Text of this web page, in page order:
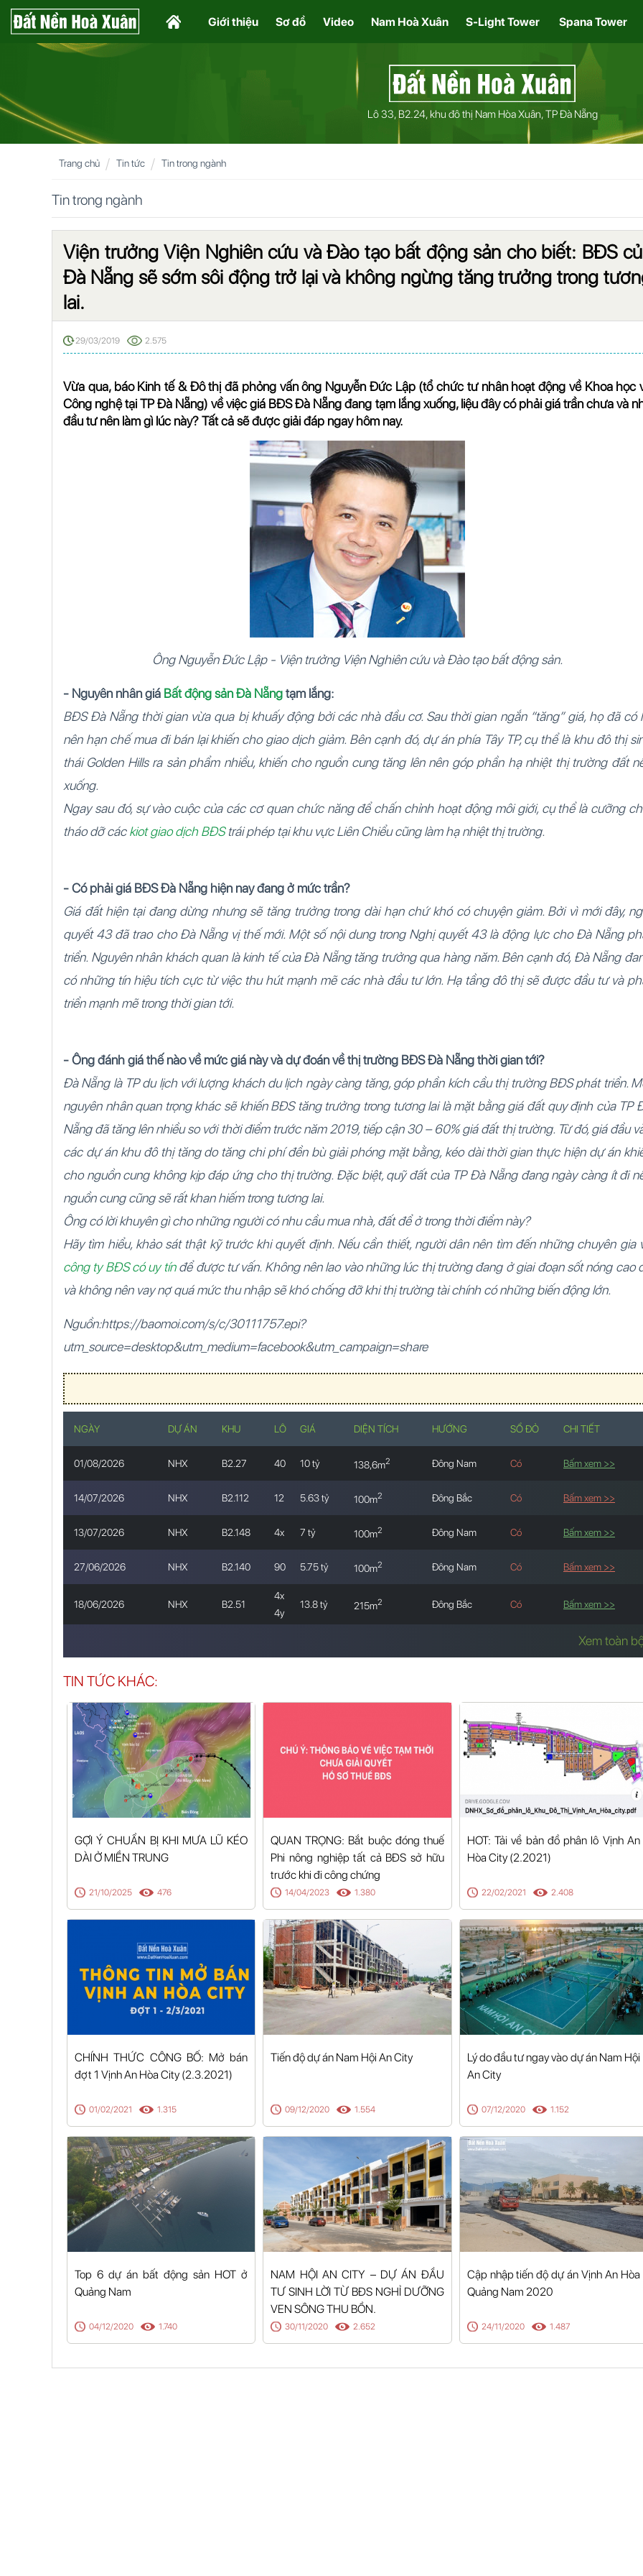
Lô 33, B2.24, khu đô thị Nam Hòa Xuân, TP Đà Nẵng
Giới thiệu Sơ đồ Video Nam Hoà Xuân S-Light Tower Spana Tower
Trang chủ Tin tức Tin trong ngành
Tin trong ngành
Viện trưởng Viện Nghiên cứu và Đào tạo bất động sản cho biết: BĐS
Đà Nẵng sẽ sớm sôi động trở lại và không ngừng tăng trưởng trong
lai.
29/03/2019 2.575
Vừa qua, báo Kinh tế & Đô thị đã phỏng vấn ông Nguyễn Đức Lập (tổ chức tư nhân hoạt động về Khoa học
Công nghệ tại TP Đà Nẵng) về việc giá BĐS Đà Nẵng đang tạm lắng xuống, liệu đây có phải giá trần chưa và
đầu tư nên làm gì lúc này? Tất cả sẽ được giải đáp ngay hôm nay.
Ông Nguyễn Đức Lập - Viện trưởng Viện Nghiên cứu và Đào tạo bất động sản.
- Nguyên nhân giá Bất động sản Đà Nẵngtạm lắng:
BĐS Đà Nẵng thời gian vừa qua bị khuấy động bởi các nhà đầu cơ. Sau thời gian ngắn “tăng” giá, họ đã có
nên hạn chế mua đi bán lại khiến cho giao dịch giảm. Bên cạnh đó, dự án phía Tây TP, cụ thể là khu đô thị
thái Golden Hills ra sản phẩm nhiều, khiến cho nguồn cung tăng lên nên góp phần hạ nhiệt thị trường đất
xuống.
Ngay sau đó, sự vào cuộc của các cơ quan chức năng để chấn chỉnh hoạt động môi giới, cụ thể là cưỡng
tháo dỡ cáckiot giao dịch BĐStrái phép tại khu vực Liên Chiểu cũng làm hạ nhiệt thị trường.
- Có phải giá BĐS Đà Nẵng hiện nay đang ở mức trần?
Giá đất hiện tại đang dừng nhưng sẽ tăng trưởng trong dài hạn chứ khó có chuyện giảm. Bởi vì mới đây,
quyết 43 đã trao cho Đà Nẵng vị thế mới. Một số nội dung trong Nghị quyết 43 là động lực cho Đà Nẵng
triển. Nguyên nhân khách quan là kinh tế của Đà Nẵng tăng trưởng qua hàng năm. Bên cạnh đó, Đà Nẵng
có những tín hiệu tích cực từ việc thu hút mạnh mẽ các nhà đầu tư lớn. Hạ tầng đô thị sẽ được đầu tư và
triển mạnh mẽ trong thời gian tới.
- Ông đánh giá thế nào về mức giá này và dự đoán về thị trường BĐS Đà Nẵng thời gian tới?
Đà Nẵng là TP du lịch với lượng khách du lịch ngày càng tăng, góp phần kích cầu thị trường BĐS phát triển.
nguyên nhân quan trọng khác sẽ khiến BĐS tăng trưởng trong tương lai là mặt bằng giá đất quy định của TP
Nẵng đã tăng lên nhiều so với thời điểm trước năm 2019, tiếp cận 30 – 60% giá đất thị trường. Từ đó, giá đầu
các dự án khu đô thị tăng do tăng chi phí đền bù giải phóng mặt bằng, kéo dài thời gian thực hiện dự án
cho nguồn cung không kịp đáp ứng cho thị trường. Đặc biệt, quỹ đất của TP Đà Nẵng đang ngày càng ít đi
nguồn cung cũng sẽ rất khan hiếm trong tương lai.
Ông có lời khuyên gì cho những người có nhu cầu mua nhà, đất để ở trong thời điểm này?
Hãy tìm hiểu, khảo sát thật kỹ trước khi quyết định. Nếu cần thiết, người dân nên tìm đến những chuyên gia
công ty BĐS có uy tínđể được tư vấn. Không nên lao vào những lúc thị trường đang ở giai đoạn sốt nóng cao
và không nên vay nợ quá mức thu nhập sẽ khó chống đỡ khi thị trường tài chính có những biến động lớn.
Nguồn:https://baomoi.com/s/c/30111757.epi?
utm_source=desktop&utm_medium=facebook&utm_campaign=share
NGÀY DỰ ÁN KHU LÔ GIÁ DIỆN TÍCH HƯỚNG SỔ ĐỎ CHI TIẾT
01/08/2026 NHX B2.27 40 10 tỷ 138,6m2 Đông Nam Có Bấm xem >>
14/07/2026 NHX B2.112 12 5.63 tỷ 100m2 Đông Bắc Có Bấm xem >>
13/07/2026 NHX B2.148 4x 7 tỷ 100m2 Đông Nam Có Bấm xem >>
27/06/2026 NHX B2.140 90 5.75 tỷ 100m2 Đông Nam Có Bấm xem >>
18/06/2026 NHX B2.51
4x
4y
13.8 tỷ 215m2 Đông Bắc Có Bấm xem >>
Xem toàn
TIN TỨC KHÁC:
GỢI Ý CHUẨN BỊ KHI MƯA LŨ KÉO
DÀI Ở MIỀN TRUNG
21/10/2025 476
QUAN TRỌNG: Bắt buộc đóng thuế
Phi nông nghiệp tất cả BĐS sở hữu
trước khi đi công chứng
14/04/2023 1.380
HOT: Tải về bản đồ phân lô Vịnh An
Hòa City (2.2021)
22/02/2021 2.408
CHÍNH THỨC CÔNG BỐ: Mở bán
đợt 1 Vịnh An Hòa City (2.3.2021)
01/02/2021 1.315
Tiến độ dự án Nam Hội An City
09/12/2020 1.554
Lý do đầu tư ngay vào dự án Nam Hội
An City
07/12/2020 1.152
Top 6 dự án bất động sản HOT ở
Quảng Nam
04/12/2020 1.740
NAM HỘI AN CITY – DỰ ÁN ĐẦU
TƯ SINH LỜI TỪ BĐS NGHỈ DƯỠNG
VEN SÔNG THU BỒN.
30/11/2020 2.652
Cập nhập tiến độ dự án Vịnh An Hòa
Quảng Nam 2020
24/11/2020 1.487